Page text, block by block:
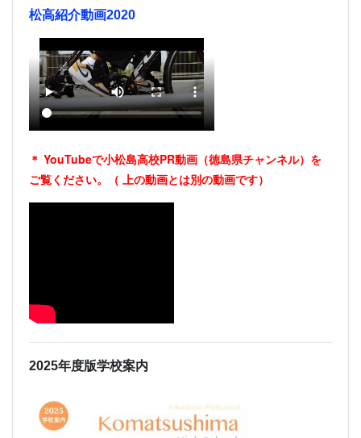
松高紹介動画2020
＊ YouTubeで小松島高校PR動画（徳島県チャンネル）を
ご覧ください。（ 上の動画とは別の動画です）
2025年度版学校案内